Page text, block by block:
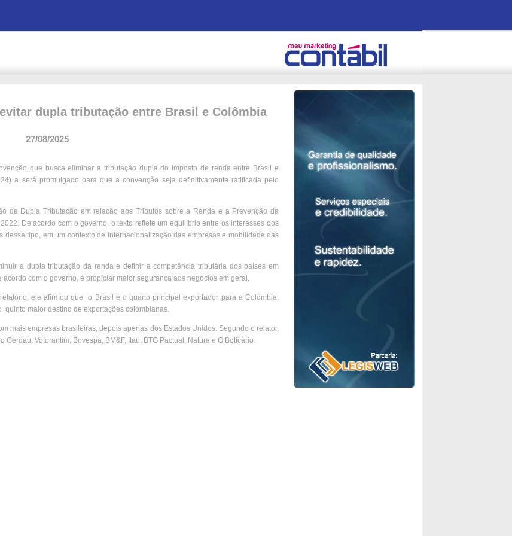
dupla tributação entre Brasil e Colômbia
27/08/2025
que busca eliminar a tributação dupla do imposto de renda entre Brasil e
a será promulgado para que a convenção seja definitivamente ratificada pelo
da Dupla Tributação em relação aos Tributos sobre a Renda e a Prevenção da
De acordo com o governo, o texto reflete um equilíbrio entre os interesses dos
tipo, em um contexto de internacionalização das empresas e mobilidade das
a dupla tributação da renda e definir a competência tributária dos países em
com o governo, é propiciar maior segurança aos negócios em geral.
ele afirmou que o Brasil é o quarto principal exportador para a Colômbia,
quinto maior destino de exportações colombianas.
mais empresas brasileiras, depois apenas dos Estados Unidos. Segundo o relator,
Votorantim, Bovespa, BM&F, Itaú, BTG Pactual, Natura e O Boticário.